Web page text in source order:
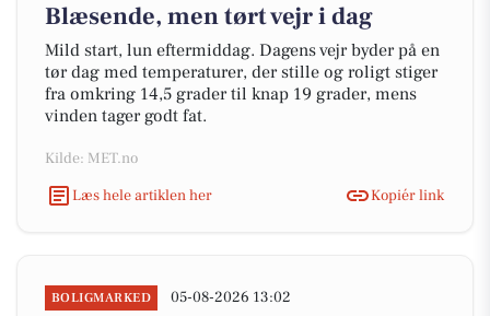
Blæsende, men tørt vejr i dag
Mild start, lun eftermiddag. Dagens vejr byder på en
tør dag med temperaturer, der stille og roligt stiger
fra omkring 14,5 grader til knap 19 grader, mens
vinden tager godt fat.
Kilde: MET.no
Læs hele artiklen her
Kopiér link
BOLIGMARKED 05-08-2026 13:02